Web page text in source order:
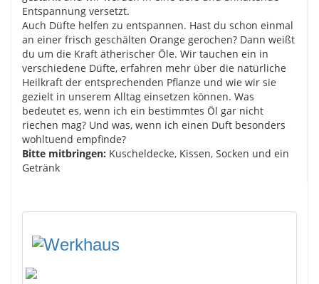
Entspannung versetzt.
Auch Düfte helfen zu entspannen. Hast du schon einmal
an einer frisch geschälten Orange gerochen? Dann weißt
du um die Kraft ätherischer Öle. Wir tauchen ein in
verschiedene Düfte, erfahren mehr über die natürliche
Heilkraft der entsprechenden Pflanze und wie wir sie
gezielt in unserem Alltag einsetzen können. Was
bedeutet es, wenn ich ein bestimmtes Öl gar nicht
riechen mag? Und was, wenn ich einen Duft besonders
wohltuend empfinde?
Bitte mitbringen: Kuscheldecke, Kissen, Socken und ein
Getränk